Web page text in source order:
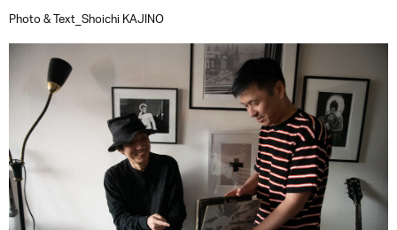
Photo & Text_Shoichi KAJINO